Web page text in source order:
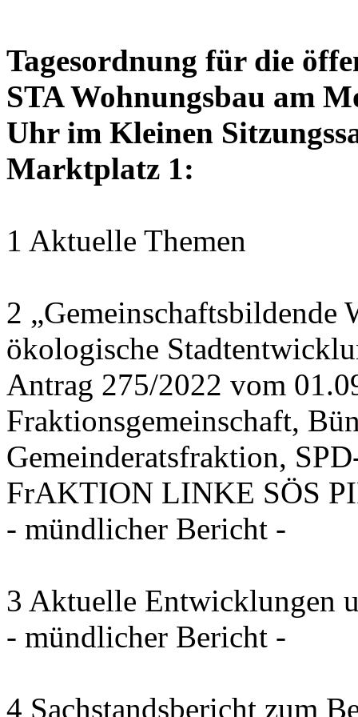
Tagesordnung für die
STA Wohnungsbau am
Uhr im Kleinen
Marktplatz 1:
1 Aktuelle Themen
2
ökologische
Antrag 275/2022 vom
Fraktionsgemeinschaft,
Gemeinderatsfraktion,
FrAKTION LINKE SÖS
- mündlicher Bericht -
3 Aktuelle Entwicklungen
- mündlicher Bericht -
4 Sachstandsbericht zum